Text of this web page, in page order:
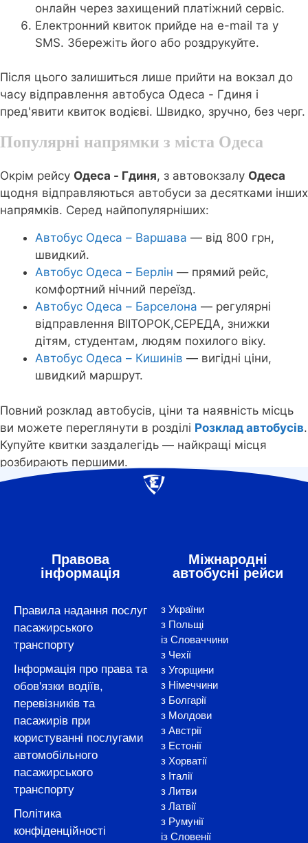
онлайн через захищений платіжний сервіс.
Електронний квиток прийде на e-mail та у
SMS. Збережіть його або роздрукуйте.
Після цього залишиться лише прийти на вокзал до
часу відправлення автобуса Одеса - Гдиня і
пред'явити квиток водієві. Швидко, зручно, без черг.
Популярні напрямки з міста Одеса
Окрім рейсу Одеса - Гдиня, з автовокзалу Одеса
щодня відправляються автобуси за десятками інших
напрямків. Серед найпопулярніших:
Автобус Одеса – Варшава — від 800 грн,
швидкий.
Автобус Одеса – Берлін — прямий рейс,
комфортний нічний переїзд.
Автобус Одеса – Барселона — регулярні
відправлення ВІІТОРОК,СЕРЕДА, знижки
дітям, студентам, людям похилого віку.
Автобус Одеса – Кишинів — вигідні ціни,
швидкий маршрут.
Повний розклад автобусів, ціни та наявність місць
ви можете переглянути в розділі Розклад автобусів.
Купуйте квитки заздалегідь — найкращі місця
розбирають першими.
Правова
інформація
Правила надання послуг
пасажирського
транспорту
Інформація про права та
обов'язки водіїв,
перевізників та
пасажирів при
користуванні послугами
автомобільного
пасажирського
транспорту
Політика
конфіденційності
Міжнародні
автобусні рейси
з України
з Польщі
із Словаччини
з Чехії
з Угорщини
з Німеччини
з Болгарії
з Молдови
з Австрії
з Естонії
з Хорватії
з Італії
з Литви
з Латвії
з Румунії
із Словенії